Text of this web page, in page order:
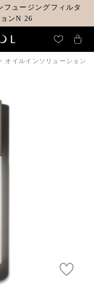
フュージングフィルタ
ンN 26
オイルインソリューション